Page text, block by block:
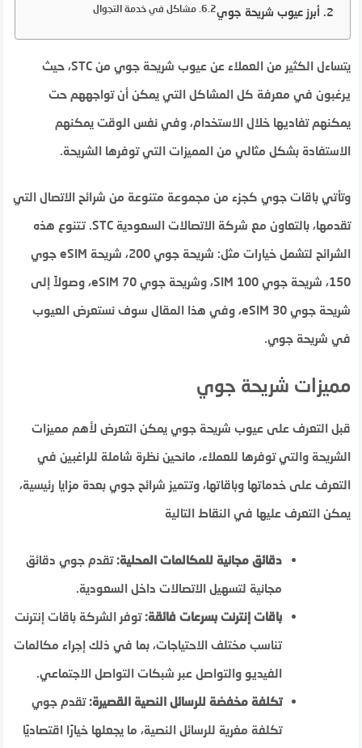
أبرز عيوب شريحة جوي
مشاكل في خدمة التجوال
يتساءل الكثير من العملاء عن عيوب شريحة جوي من STC، حيث
يرغبون في معرفة كل المشاكل التي يمكن أن تواجههم حت
يمكنهم تفاديها خلال الاستخدام، وفي نفس الوقت يمكنهم
الاستفادة بشكل مثالي من المميزات التي توفرها الشريحة.
وتأتي باقات جوي كجزء من مجموعة متنوعة من شرائح الاتصال التي
تقدمها، بالتعاون مع شركة الاتصالات السعودية STC. تتنوع هذه
الشرائح لتشمل خيارات مثل: شريحة جوي 200، شريحة eSIM جوي
150، شريحة جوي SIM 100، وشريحة جوي eSIM 70، وصولاً إلى
شريحة جوي eSIM 30، وفي هذا المقال سوف نستعرض العيوب
في شريحة جوي.
مميزات شريحة جوي
قبل التعرف على عيوب شريحة جوي يمكن التعرض لأهم مميزات
الشريحة والتي توفرها للعملاء، مانحين نظرة شاملة للراغبين في
التعرف على خدماتها وباقاتها، وتتميز شرائح جوي بعدة مزايا رئيسية،
يمكن التعرف عليها في النقاط التالية
دقائق مجانية للمكالمات المحلية: تقدم جوي دقائق
مجانية لتسهيل الاتصالات داخل السعودية.
باقات إنترنت بسرعات فائقة: توفر الشركة باقات إنترنت
تناسب مختلف الاحتياجات، بما في ذلك إجراء مكالمات
الفيديو والتواصل عبر شبكات التواصل الاجتماعي.
تكلفة مخفضة للرسائل النصية القصيرة: تقدم جوي
تكلفة مغرية للرسائل النصية، ما يجعلها خيارًا اقتصاديًا